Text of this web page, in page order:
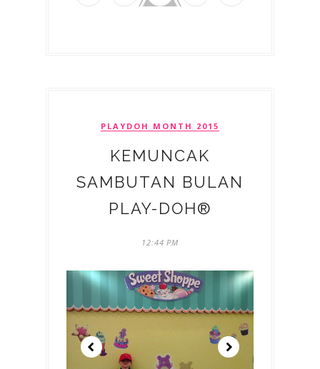
PLAYDOH MONTH 2015
KEMUNCAK
SAMBUTAN BULAN
PLAY-DOH®
12:44 PM